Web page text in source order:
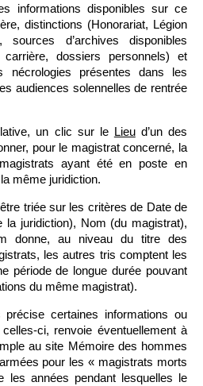
informations disponibles sur ce
distinctions (Honorariat, Légion
sources d’archives disponibles
dossiers personnels) et
nécrologies présentes dans les
audiences solennelles de rentrée
un clic sur le Lieud’un des
pour le magistrat concerné, la
ayant été en poste en
même juridiction.
triée sur les critères de Date de
la juridiction), Nom (du magistrat),
donne, au niveau du titre des
les autres tris comptent les
période de longue durée pouvant
du même magistrat).
précise certaines informations ou
celles-ci, renvoie éventuellement à
au site Mémoire des hommes
pour les « magistrats morts
les années pendant lesquelles le